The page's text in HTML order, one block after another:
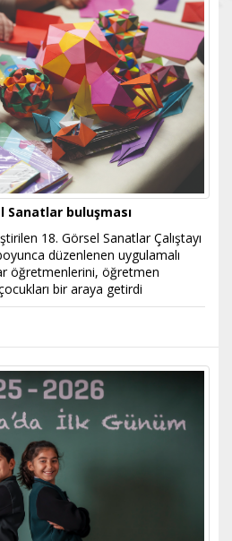
Sanatlar buluşması
18. Görsel Sanatlar Çalıştayı
düzenlenen uygulamalı
öğretmenlerini, öğretmen
bir araya getirdi